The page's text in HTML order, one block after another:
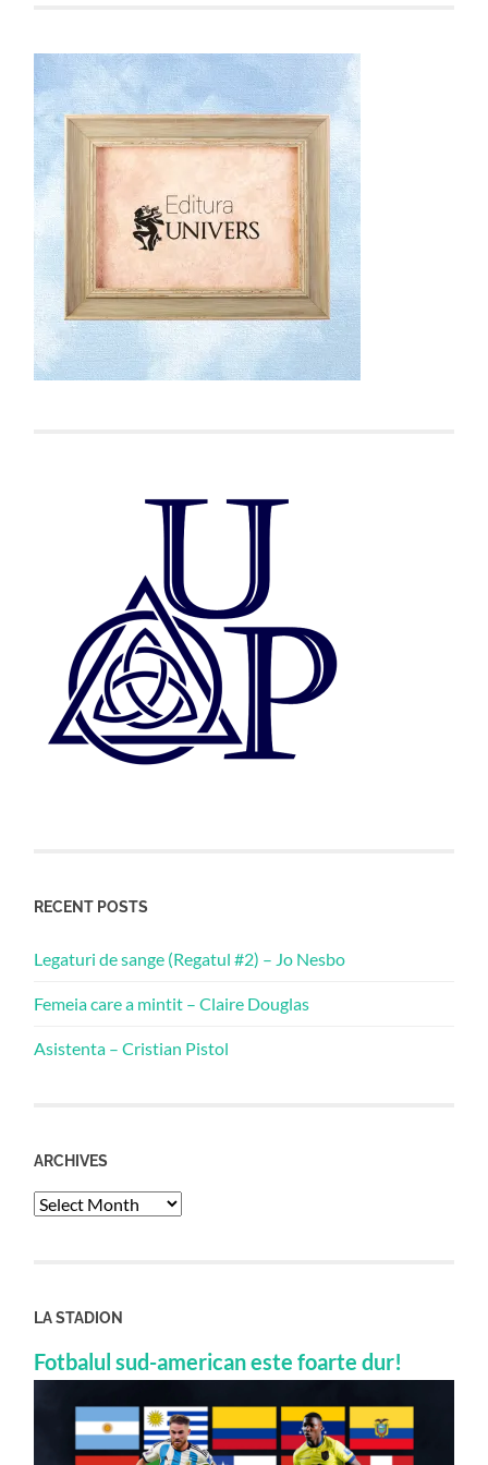
RECENT POSTS
Legaturi de sange (Regatul #2) – Jo Nesbo
Femeia care a mintit – Claire Douglas
Asistenta – Cristian Pistol
ARCHIVES
Archives
LA STADION
Fotbalul sud-american este foarte dur!